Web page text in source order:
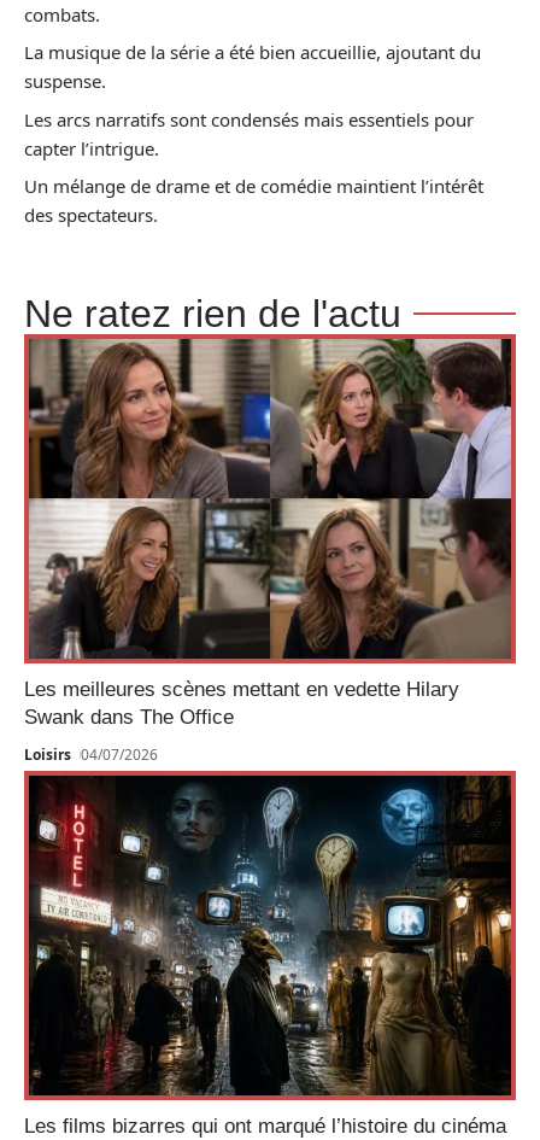
combats.
La musique de la série a été bien accueillie, ajoutant du
suspense.
Les arcs narratifs sont condensés mais essentiels pour
capter l’intrigue.
Un mélange de drame et de comédie maintient l’intérêt
des spectateurs.
Ne ratez rien de l'actu
Les meilleures scènes mettant en vedette Hilary
Swank dans The Office
Loisirs 04/07/2026
Les films bizarres qui ont marqué l’histoire du cinéma